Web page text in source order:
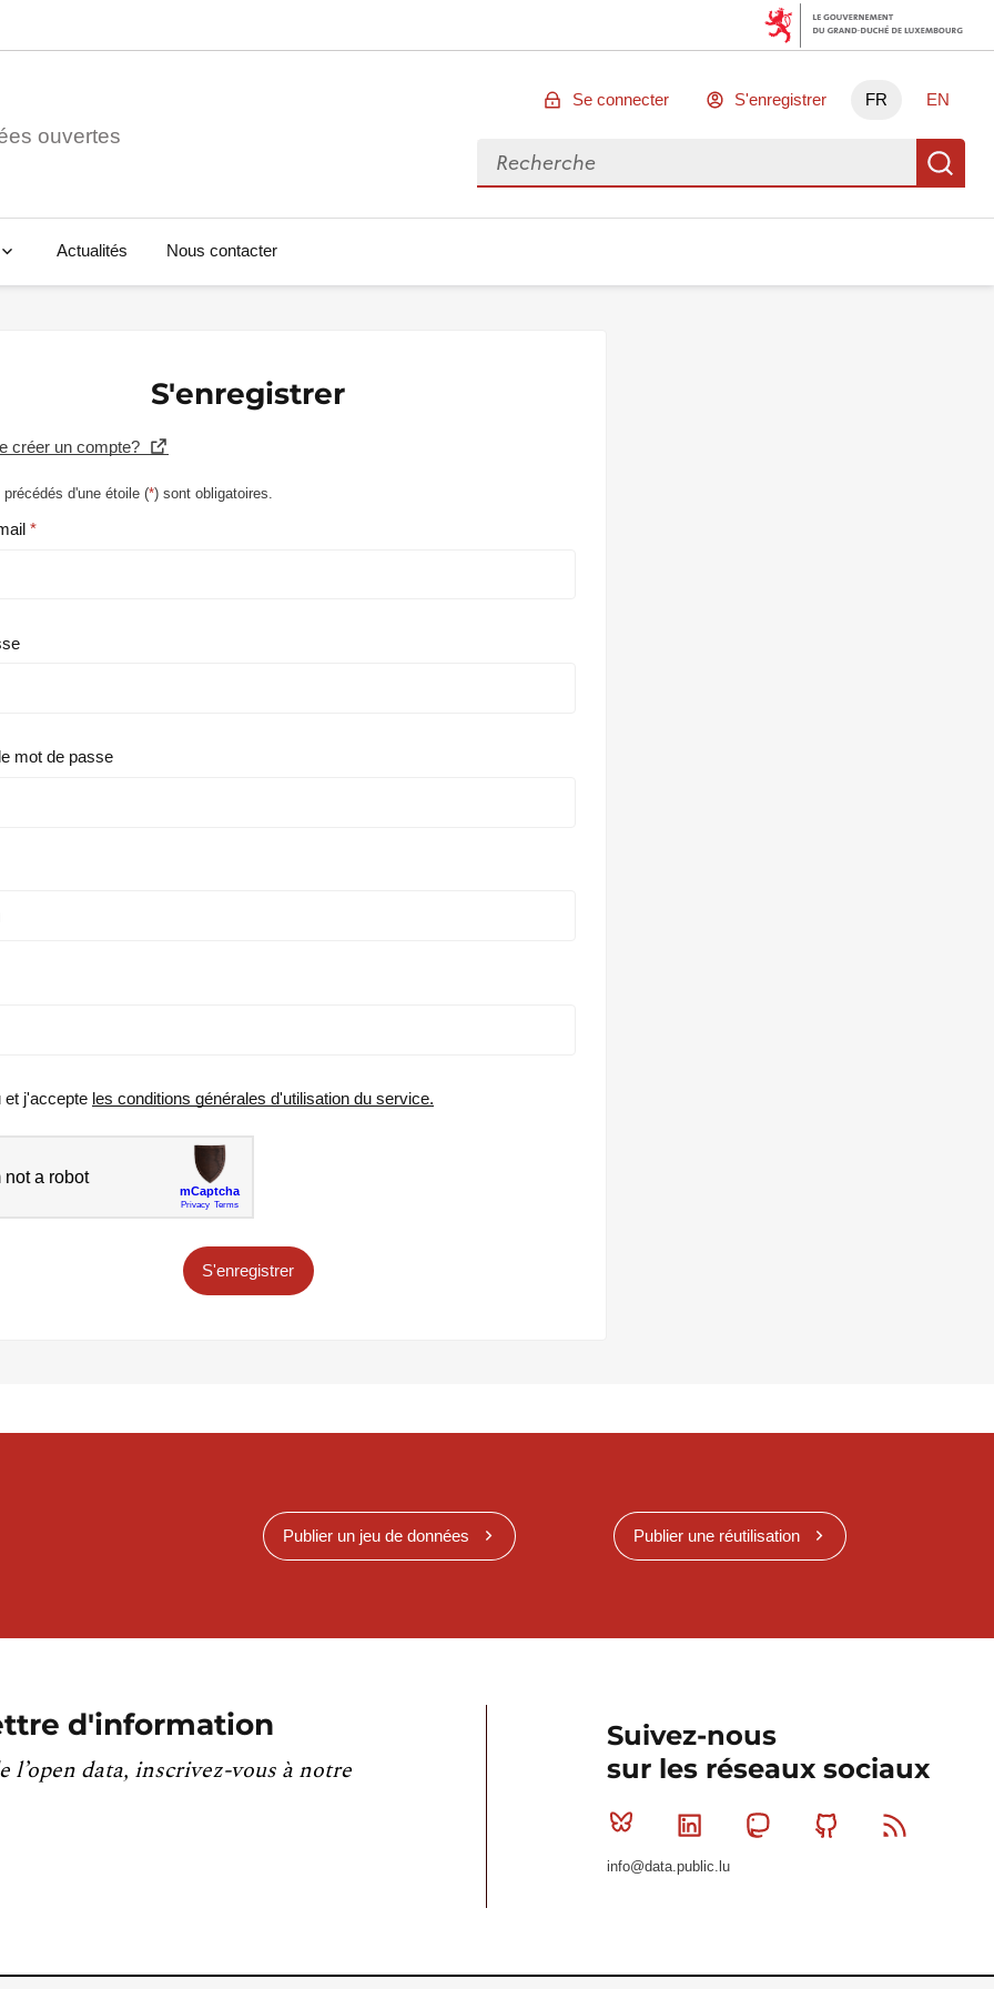
ouvertes
Se connecter S'enregistrer FR EN
Rechercher des données
Actualités Nous contacter
S'enregistrer
créer un compte?
d'une étoile (*) sont obligatoires.
mot de passe
et j'accepte les conditions générales d'utilisation du service.
S'enregistrer
Publier un jeu de données Publier une réutilisation
d'information
l’open data, inscrivez-vous à notre
Suivez-nous
sur les réseaux sociaux
Bluesky Linkedin MastodonGithub
info@data.public.lu